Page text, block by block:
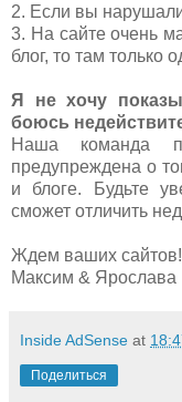
2. Если вы
3. На сайте очень
блог, то там только
Я не хочу
боюсь
Наша команда
предупреждена о
и блоге. Будьте
сможет отличить
Ждем ваших сайтов!
Максим & Ярослава
Inside AdSense at
Поделиться